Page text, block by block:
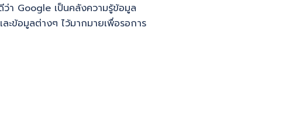
ว่า Google เป็นคลังความรู้ข้อมูล
ะข้อมูลต่างๆ ไว้มากมายเพื่อรอการ